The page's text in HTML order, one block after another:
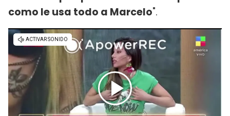
como le usa todo a Marcelo".